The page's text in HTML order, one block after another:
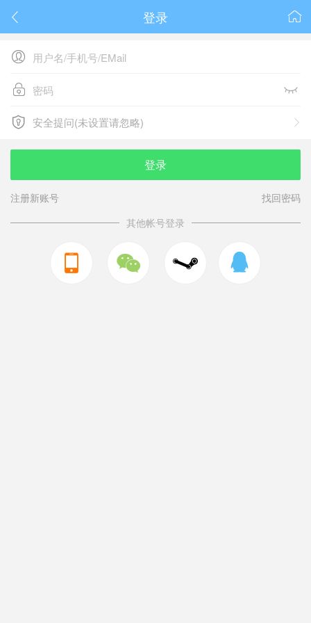
 
登录

 
 
安全提问(未设置请忽略)
安全提问(未设置请忽略)
登录
注册新账号
找回密码
其他帐号登录
  